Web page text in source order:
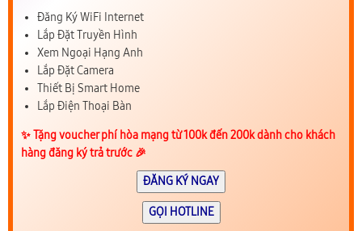
Đăng Ký WiFi Internet
Lắp Đặt Truyền Hình
Xem Ngoại Hạng Anh
Lắp Đặt Camera
Thiết Bị Smart Home
Lắp Điện Thoại Bàn
✨️ Tặng voucher phí hòa mạng từ 100k đến 200k dành cho khách
hàng đăng ký trả trước 🎉
ĐĂNG KÝ NGAY
GỌI HOTLINE